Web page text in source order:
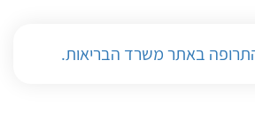
באתר משרד הבריאות.